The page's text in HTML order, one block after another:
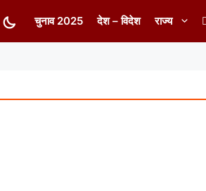
चुनाव 2025 देश – विदेश राज्य